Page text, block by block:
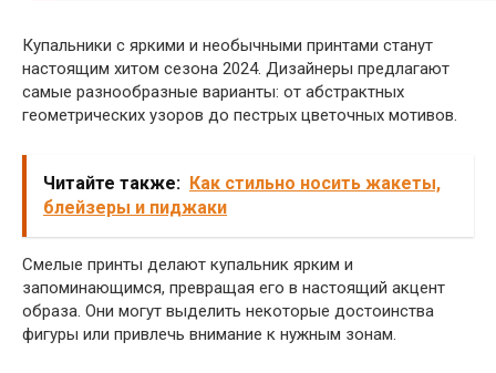
Купальники с яркими и необычными принтами станут
настоящим хитом сезона 2024. Дизайнеры предлагают
самые разнообразные варианты: от абстрактных
геометрических узоров до пестрых цветочных мотивов.
Читайте также: Как стильно носить жакеты,
блейзеры и пиджаки
Смелые принты делают купальник ярким и
запоминающимся, превращая его в настоящий акцент
образа. Они могут выделить некоторые достоинства
фигуры или привлечь внимание к нужным зонам.